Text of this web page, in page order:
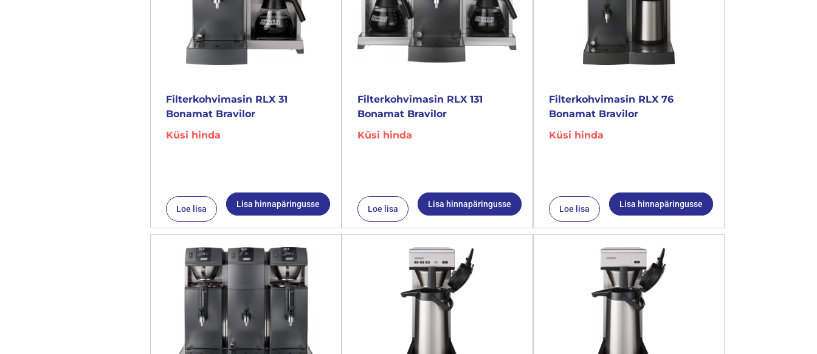
Filterkohvimasin RLX 31
Bonamat Bravilor
Küsi hinda
Loe lisa Lisa hinnapäringusse
Filterkohvimasin RLX 131
Bonamat Bravilor
Küsi hinda
Loe lisa Lisa hinnapäringusse
Filterkohvimasin RLX 76
Bonamat Bravilor
Küsi hinda
Loe lisa Lisa hinnapäringusse